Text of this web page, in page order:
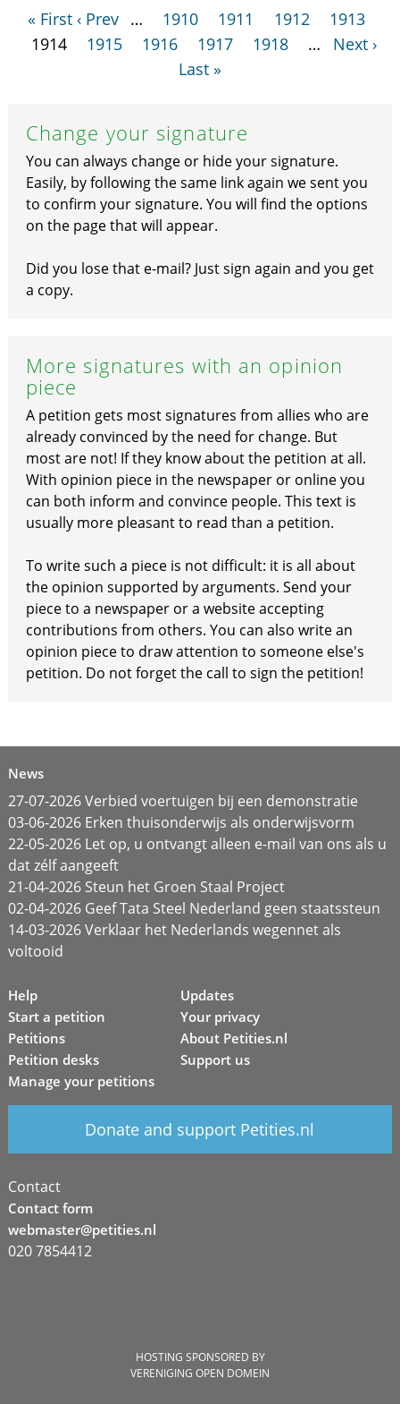
« First ‹ Prev … 1910 1911 1912
1913
1914
1915 1916 1917 1918 …
Next ›
Last »
Change your signature
You can always change or hide your signature.
Easily, by following the same link again we sent you
to confirm your signature. You will find the options
on the page that will appear.
Did you lose that e-mail? Just sign again and you get
a copy.
More signatures with an opinion
piece
A petition gets most signatures from allies who are
already convinced by the need for change. But
most are not! If they know about the petition at all.
With opinion piece in the newspaper or online you
can both inform and convince people. This text is
usually more pleasant to read than a petition.
To write such a piece is not difficult: it is all about
the opinion supported by arguments. Send your
piece to a newspaper or a website accepting
contributions from others. You can also write an
opinion piece to draw attention to someone else's
petition. Do not forget the call to sign the petition!
News
27-07-2026 Verbied voertuigen bij een demonstratie
03-06-2026 Erken thuisonderwijs als onderwijsvorm
22-05-2026 Let op, u ontvangt alleen e-mail van ons als u
dat zélf aangeeft
21-04-2026 Steun het Groen Staal Project
02-04-2026 Geef Tata Steel Nederland geen staatssteun
14-03-2026 Verklaar het Nederlands wegennet als
voltooid
Help
Start a petition
Petitions
Petition desks
Manage your petitions
Updates
Your privacy
About Petities.nl
Support us
Donate and support Petities.nl
Contact
Contact form
webmaster@petities.nl
020 7854412
HOSTING SPONSORED BY
VERENIGING OPEN DOMEIN